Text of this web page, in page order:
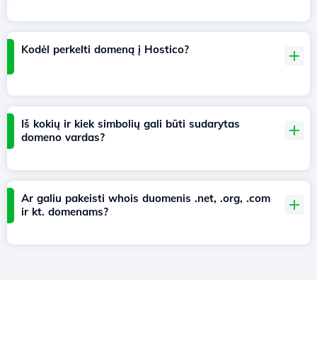
Kodėl perkelti domeną į Hostico?
Iš kokių ir kiek simbolių gali būti sudarytas
domeno vardas?
Ar galiu pakeisti whois duomenis .net, .org, .com
ir kt. domenams?